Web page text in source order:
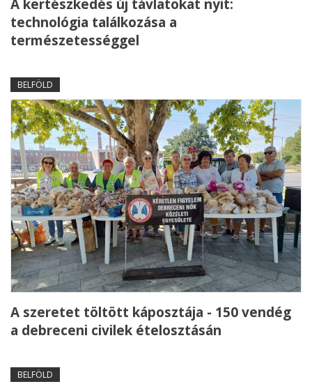
A kertészkedés új távlatokat nyit:
technológia találkozása a
természetességgel
BELFÖLD
A szeretet töltött káposztája - 150 vendég
a debreceni civilek ételosztásán
BELFÖLD